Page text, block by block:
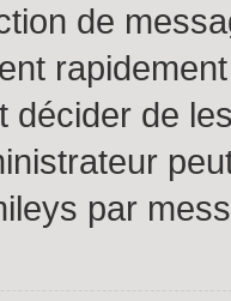
de
décider de
par